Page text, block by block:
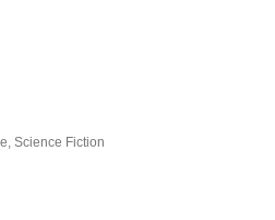
,Science Fiction